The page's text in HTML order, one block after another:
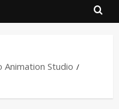
Animation Studio